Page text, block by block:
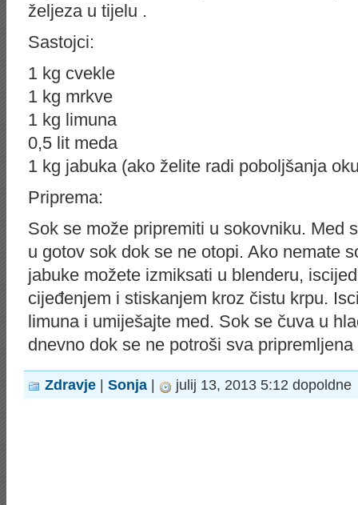
željeza u tijelu .
Sastojci:
1 kg cvekle
1 kg mrkve
1 kg limuna
0,5 lit meda
1 kg jabuka (ako želite radi poboljšanja
Priprema:
Sok se može pripremiti u sokovniku. Med
u gotov sok dok se ne otopi. Ako nemate
jabuke možete izmiksati u blenderu,
cijeđenjem i stiskanjem kroz čistu krpu.
limuna i umiješajte med. Sok se čuva u
dnevno dok se ne potroši sva
Zdravje Sonja julij 13, 2013 5:12 dopoldne